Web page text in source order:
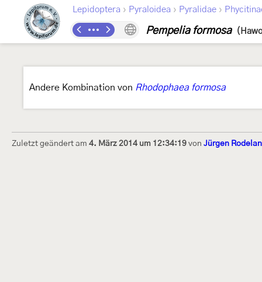
Lepidoptera › Pyraloidea › Pyralidae ›
Pempelia formosa
Andere Kombination von Rhodophaea formosa
Zuletzt geändert am 4. März 2014 um 12:34:19 von Jürgen